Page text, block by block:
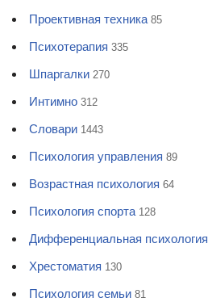
Проективная техника 85
Психотерапия 335
Шпаргалки 270
Интимно 312
Словари 1443
Психология управления 89
Возрастная психология 64
Психология спорта 128
Дифференциальная психология
Хрестоматия 130
Психология семьи 81